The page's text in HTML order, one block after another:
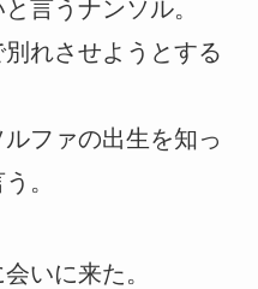
言うナンソル。
れさせようとする
ファの出生を知っ
。
いに来た。